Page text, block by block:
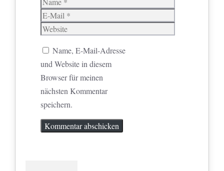
E-
Mail
Website
Name, E-Mail-Adresse
und Website in diesem
Browser für meinen
nächsten Kommentar
speichern.